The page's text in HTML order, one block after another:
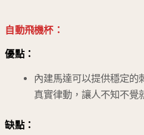
自動飛機杯：
優點：
內建馬達可以提供穩定的
真實律動，讓人不知不覺
缺點：